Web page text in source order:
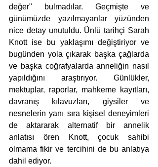
değer" bulmadılar. Geçmişte ve
günümüzde yazılmayanlar yüzünden
nice detay unutuldu. Ünlü tarihçi Sarah
Knott ise bu yaklaşımı değiştiriyor ve
bugünden yola çıkarak başka çağlarda
ve başka coğrafyalarda anneliğin nasıl
yapıldığını araştırıyor. Günlükler,
mektuplar, raporlar, mahkeme kayıtları,
davranış kılavuzları, giysiler ve
nesnelerin yanı sıra kişisel deneyimleri
de aktararak alternatif bir annelik
anlatısı ören Knott, çocuk sahibi
olmama fikir ve tercihini de bu anlatıya
dahil ediyor.